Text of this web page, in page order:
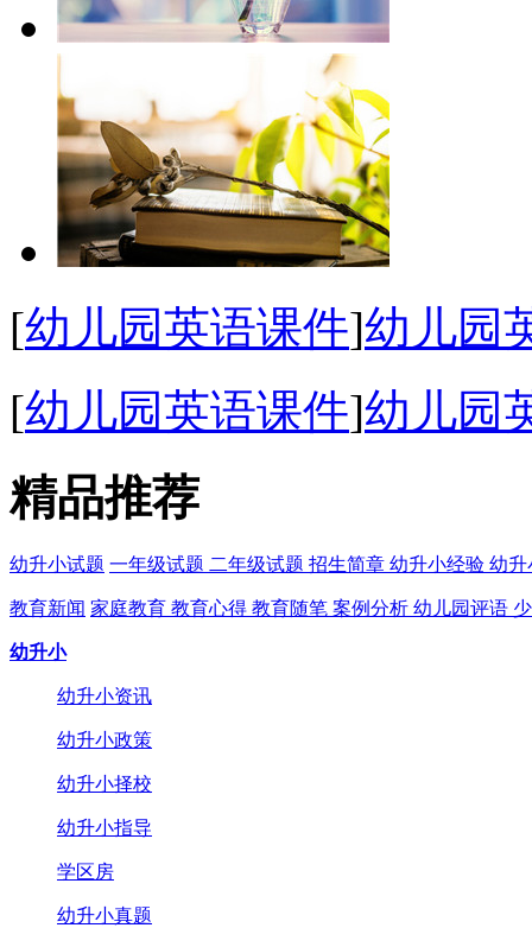
[幼儿园英语课件]幼儿园
[幼儿园英语课件]幼儿园
精品推荐
幼升小试题 一年级试题 二年级试题 招生简章 幼升小经验 幼升
教育新闻 家庭教育 教育心得 教育随笔 案例分析 幼儿园评语
幼升小
幼升小资讯
幼升小政策
幼升小择校
幼升小指导
学区房
幼升小真题